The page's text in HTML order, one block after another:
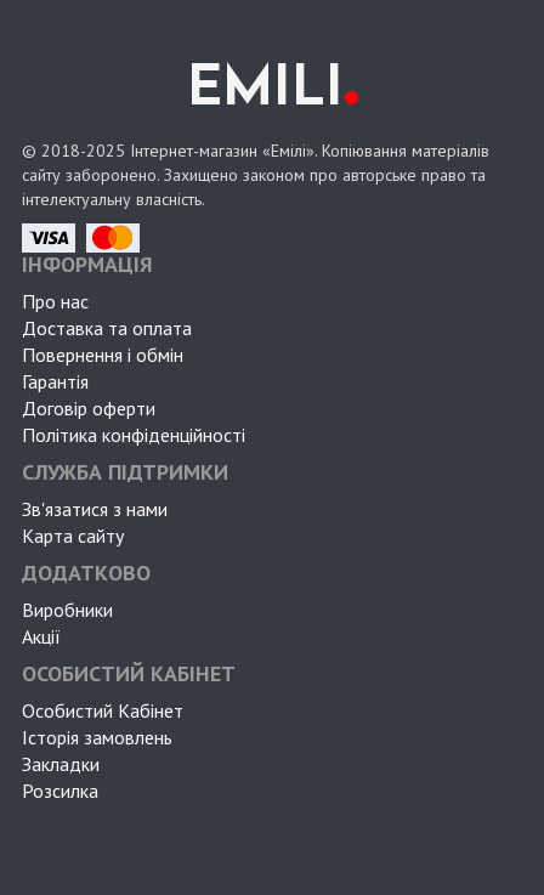
EMILI.
© 2018-2025 Інтернет-магазин «Емілі». Копіювання матеріалів
сайту заборонено. Захищено законом про авторське право та
інтелектуальну власність.
ІНФОРМАЦІЯ
Про нас
Доставка та оплата
Повернення і обмін
Гарантія
Договір оферти
Політика конфіденційності
СЛУЖБА ПІДТРИМКИ
Зв'язатися з нами
Карта сайту
ДОДАТКОВО
Виробники
Акції
ОСОБИСТИЙ КАБІНЕТ
Особистий Кабінет
Історія замовлень
Закладки
Розсилка